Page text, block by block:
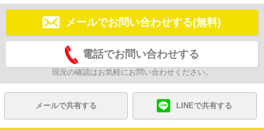
メールでお問い合わせする(無料)
電話でお問い合わせする
現況の確認はお気軽にお問い合わせください。
メールで共有する LINEで共有する